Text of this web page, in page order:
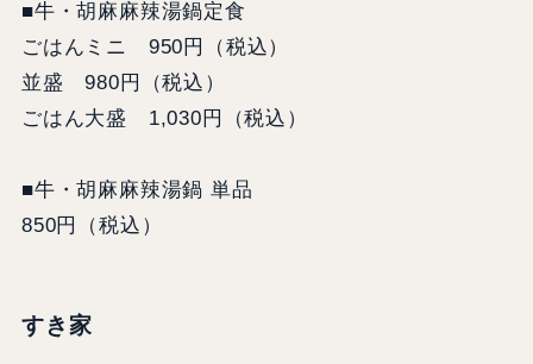
■牛・胡麻麻辣湯鍋定食
ごはんミニ 950円（税込）
並盛 980円（税込）
ごはん大盛 1,030円（税込）
■牛・胡麻麻辣湯鍋 単品
850円（税込）
すき家